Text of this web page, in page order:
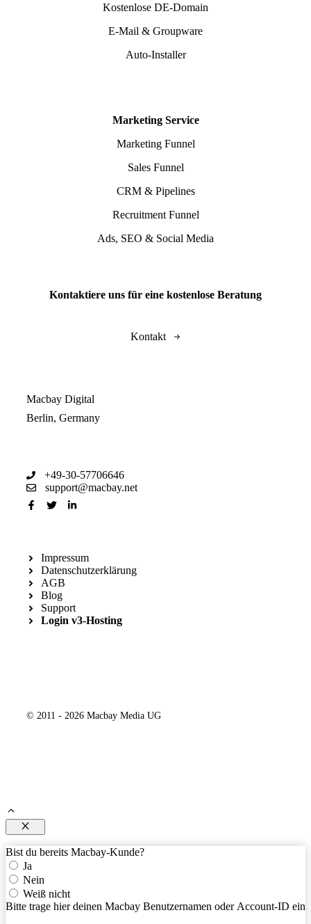
Kostenlose DE-Domain
E-Mail & Groupware
Auto-Installer
Marketing Service
Marketing Funnel
Sales Funnel
CRM & Pipelines
Recruitment Funnel
Ads, SEO & Social Media
Kontaktiere uns für eine kostenlose Beratung
Kontakt
Macbay Digital
Berlin, Germany
+49-30-57706646
support@macbay.net
Impressum
Datenschutzerklärung
AGB
Blog
Support
Login v3-Hosting
© 2011 - 2026 Macbay Media UG
Schließen
Bist du bereits Macbay-Kunde?
Ja
Nein
Weiß nicht
Bitte trage hier deinen Macbay Benutzernamen oder Account-ID ein